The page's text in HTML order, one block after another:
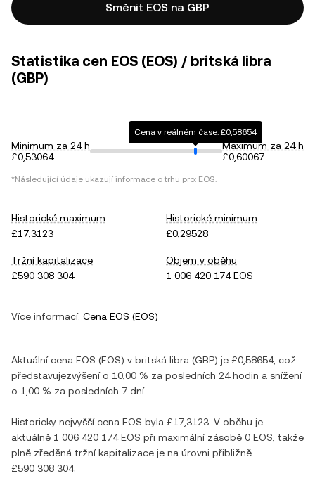
Směnit EOS na GBP
Statistika cen EOS (EOS) / britská libra
(GBP)
Minimum za 24 h
£0,53064
Cena v reálném čase: £0,58654
Maximum za 24 h
£0,60067
*Následující údaje ukazují informace o trhu pro: EOS.
Historické maximum
£17,3123
Historické minimum
£0,29528
Tržní kapitalizace
£590 308 304
Objem v oběhu
1 006 420 174 EOS
Více informací: Cena EOS (EOS)
Aktuální cena EOS (EOS) v britská libra (GBP) je £0,58654, což
představujezvýšenío 10,00 % za posledních 24 hodin a snížení
o 1,00 % za posledních 7 dní.
Historicky nejvyšší cena EOS byla £17,3123 . V oběhu je
aktuálně 1 006 420 174 EOS při maximální zásobě 0 EOS , takže
plně zředěná tržní kapitalizace je na úrovni přibližně
£590 308 304.